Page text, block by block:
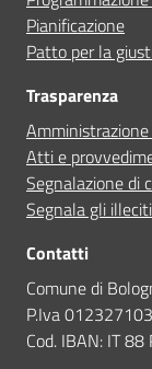
Pianificazione
Patto per la
Trasparenza
Atti e
Segnalazione di
Segnala gli
Contatti
Comune di
P.Iva
Cod. IBAN: IT